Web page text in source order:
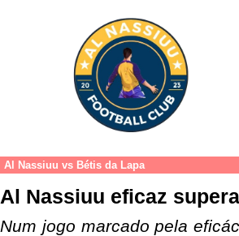
Al Nassiuu vs Bétis da Lapa
Al Nassiuu eficaz
Num jogo marcado pela